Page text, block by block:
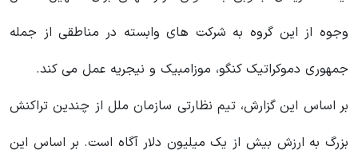
وجوه از این گروه به شرکت‌ های وابسته در مناطقی از جمله
جمهوری دموکراتیک کنگو، موزامبیک و نیجریه عمل می کند.
بر اساس این گزارش، تیم نظارتی سازمان ملل از چندین تراکنش
بزرگ به ارزش بیش از یک میلیون دلار آگاه است. بر اساس این